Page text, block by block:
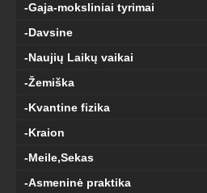
-Gaja-moksliniai tyrimai
-Davsine
-Naujių Laikų vaikai
-Žemiška
-Kvantine fizika
-Kraion
-Meile,Sekas
-Asmeninė praktika